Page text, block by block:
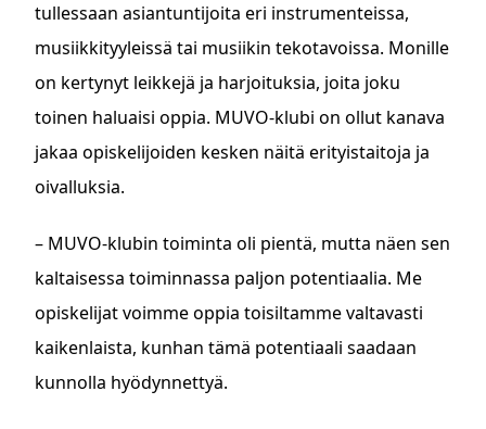
tullessaan asiantuntijoita eri instrumenteissa,
musiikkityyleissä tai musiikin tekotavoissa. Monille
on kertynyt leikkejä ja harjoituksia, joita joku
toinen haluaisi oppia. MUVO-klubi on ollut kanava
jakaa opiskelijoiden kesken näitä erityistaitoja ja
oivalluksia.
– MUVO-klubin toiminta oli pientä, mutta näen sen
kaltaisessa toiminnassa paljon potentiaalia. Me
opiskelijat voimme oppia toisiltamme valtavasti
kaikenlaista, kunhan tämä potentiaali saadaan
kunnolla hyödynnettyä.